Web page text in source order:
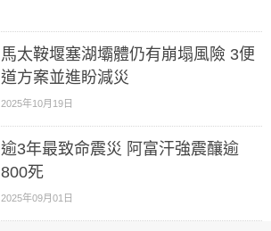
馬太鞍堰塞湖壩體仍有崩塌風險 3便
道方案並進盼減災
2025年10月19日
逾3年最致命震災 阿富汗強震釀逾
800死
2025年09月01日